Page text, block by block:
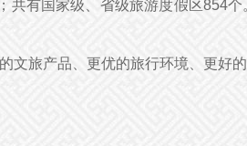
共有国家级、省级旅游度假区854
文旅产品、更优的旅行环境、更好